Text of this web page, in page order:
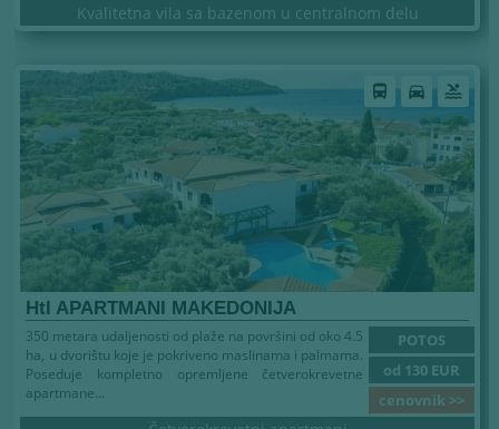
Kvalitetna vila sa bazenom u centralnom delu
directions_bus directions_car pool
Htl APARTMANI MAKEDONIJA
POTOS
od 130 EUR
cenovnik >>
350 metara udaljenosti od plaže na površini od oko 4.5
ha, u dvorištu koje je pokriveno maslinama i palmama.
Poseduje kompletno opremljene četverokrevetne
apartmane...